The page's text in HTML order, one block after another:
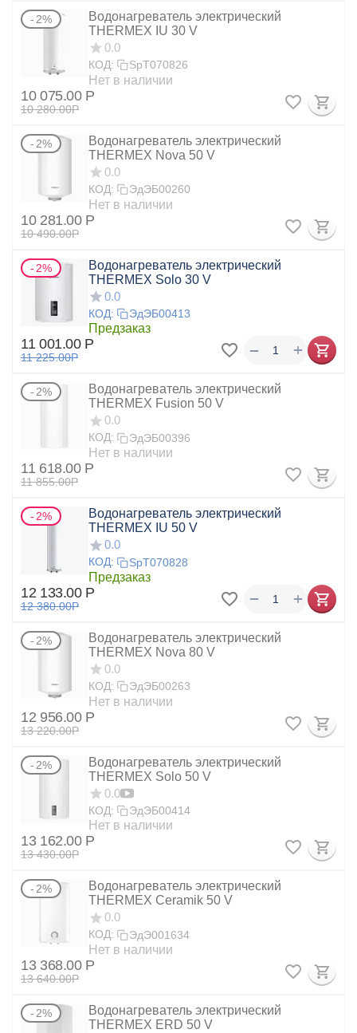
2%
Водонагреватель электрический
THERMEX IU 30 V
0.0
КОД: SpT070826
Нет в наличии
10 075.00 Р
10 280.00Р
2%
Водонагреватель электрический
THERMEX Nova 50 V
0.0
КОД: ЭдЭБ00260
Нет в наличии
10 281.00 Р
10 490.00Р
2%
Водонагреватель электрический
THERMEX Solo 30 V
0.0
КОД: ЭдЭБ00413
Предзаказ
11 001.00 Р
11 225.00Р +
−
2%
Водонагреватель электрический
THERMEX Fusion 50 V
0.0
КОД: ЭдЭБ00396
Нет в наличии
11 618.00 Р
11 855.00Р
2%
Водонагреватель электрический
THERMEX IU 50 V
0.0
КОД: SpT070828
Предзаказ
12 133.00 Р
12 380.00Р +
−
2%
Водонагреватель электрический
THERMEX Nova 80 V
0.0
КОД: ЭдЭБ00263
Нет в наличии
12 956.00 Р
13 220.00Р
2%
Водонагреватель электрический
THERMEX Solo 50 V
0.0
КОД: ЭдЭБ00414
Нет в наличии
13 162.00 Р
13 430.00Р
2%
Водонагреватель электрический
THERMEX Ceramik 50 V
0.0
КОД: ЭдЭ001634
Нет в наличии
13 368.00 Р
13 640.00Р
2%
Водонагреватель электрический
THERMEX ERD 50 V